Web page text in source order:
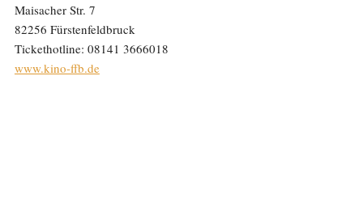
Maisacher Str. 7
82256 Fürstenfeldbruck
Tickethotline: 08141 3666018
www.kino-ffb.de